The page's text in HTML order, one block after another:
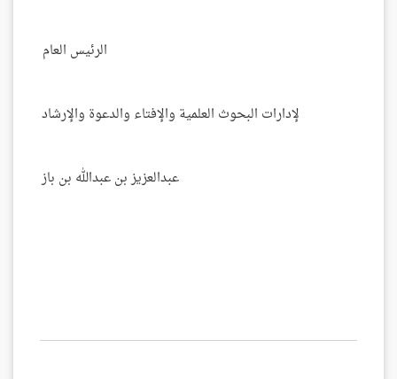
الرئيس العام
لإدارات البحوث العلمية والإفتاء والدعوة والإرشاد
عبدالعزيز بن عبدالله بن باز